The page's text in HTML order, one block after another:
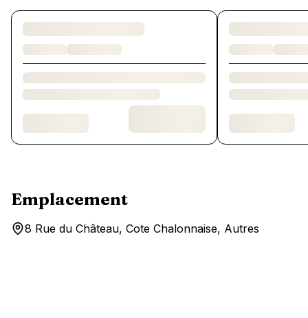
Chargement des chambres et des formules…
Emplacement
8 Rue du Château, Cote Chalonnaise, Autres